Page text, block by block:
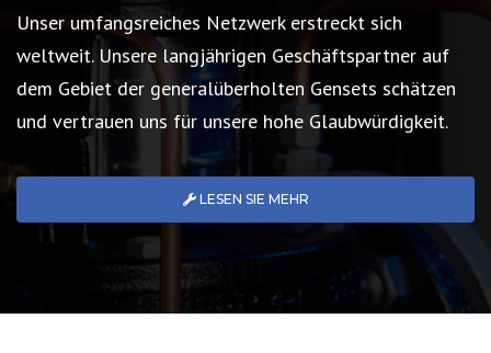
Unser umfangsreiches Netzwerk erstreckt sich
weltweit. Unsere langjährigen Geschäftspartner auf
dem Gebiet der generalüberholten Gensets schätzen
und vertrauen uns für unsere hohe Glaubwürdigkeit.
LESEN SIE MEHR